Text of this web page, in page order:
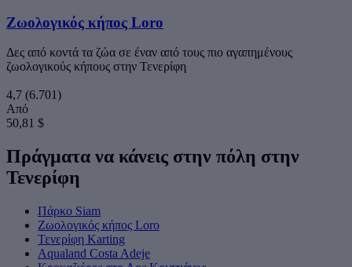
Ζωολογικός κήπος Loro
Δες από κοντά τα ζώα σε έναν από τους πιο αγαπημένους
ζωολογικούς κήπους στην Τενερίφη
4,7 (6.701)
Από
50,81 $
Πράγματα να κάνεις στην πόλη στην
Τενερίφη
Πάρκο Siam
Ζωολογικός κήπος Loro
Τενερίφη Karting
Aqualand Costa Adeje